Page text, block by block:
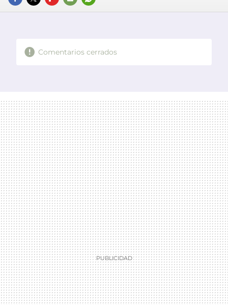
FACEBOOK
TWITTERFLIPBOARD
E-
WHATSAPP
Comentarios cerrados